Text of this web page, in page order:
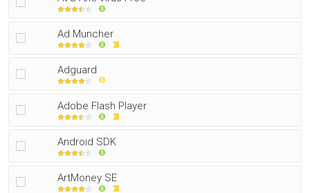
Ad Muncher
Adguard
Adobe Flash Player
Android SDK
ArtMoney SE